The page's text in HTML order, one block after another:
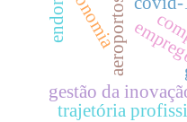
gestão da
trajetória